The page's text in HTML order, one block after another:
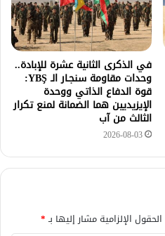
في الذكرى الثانية عشرة للإبادة..
وحدات مقاومة سنجـار الـ YBŞ:
قوة الدفاع الذاتي ووحدة
الإيزيديين هما الضمانة لمنع تكرار
الثالث من آب
2026-08-03
الحقول الإلزامية مشار إليها بـ*